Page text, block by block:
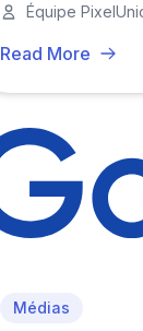
Équipe
Read More
Médias